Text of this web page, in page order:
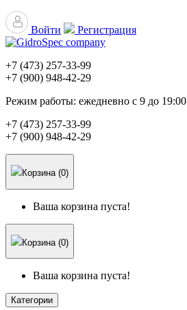
Войти Регистрация
+7 (473) 257-33-99
+7 (900) 948-42-29
Режим работы: ежедневно с 9 до 19:00
+7 (473) 257-33-99
+7 (900) 948-42-29
Корзина (0)
Ваша корзина пуста!
Корзина (0)
Ваша корзина пуста!
Категории